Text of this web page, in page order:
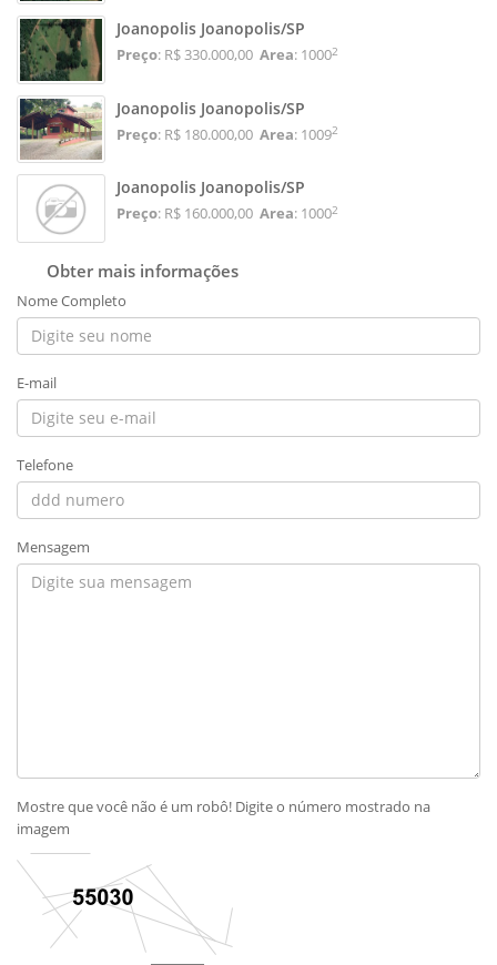
Joanopolis Joanopolis/SP
Preço: R$ 330.000,00 Area: 10002
Joanopolis Joanopolis/SP
Preço: R$ 180.000,00 Area: 10092
Joanopolis Joanopolis/SP
Preço: R$ 160.000,00 Area: 10002
Obter mais informações
Nome Completo
E-mail
Telefone
Mensagem
Mostre que você não é um robô! Digite o número mostrado na
imagem